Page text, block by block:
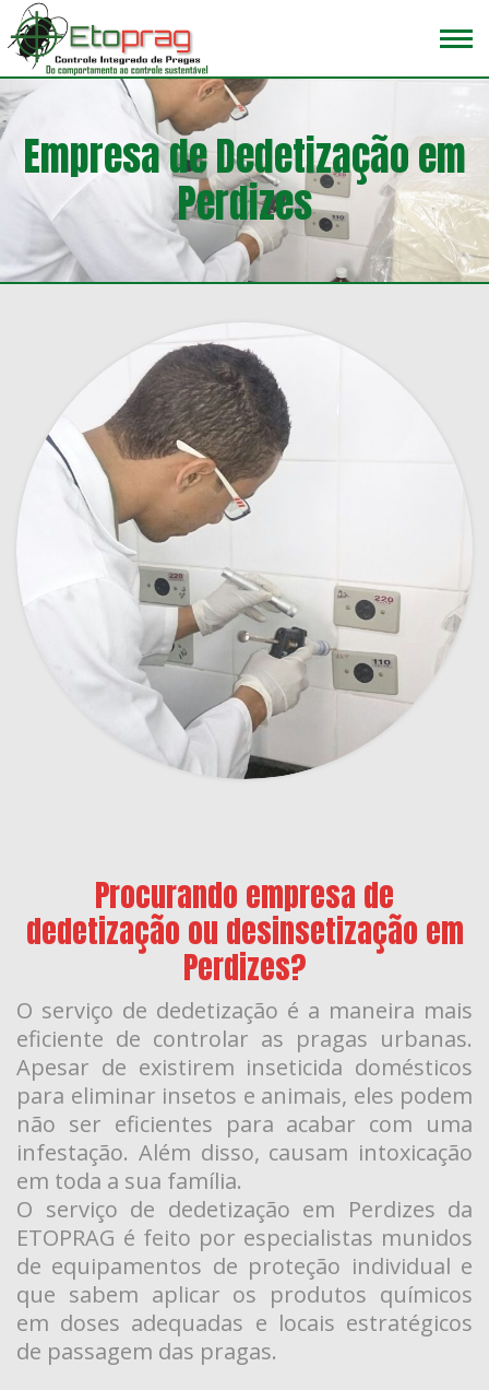
Empresa de Dedetização em
Perdizes
Procurando empresa de
dedetização ou desinsetização em
Perdizes?
O serviço de dedetização é a maneira mais
eficiente de controlar as pragas urbanas.
Apesar de existirem inseticida domésticos
para eliminar insetos e animais, eles podem
não ser eficientes para acabar com uma
infestação. Além disso, causam intoxicação
em toda a sua família.
O serviço de dedetização em Perdizes da
ETOPRAG é feito por especialistas munidos
de equipamentos de proteção individual e
que sabem aplicar os produtos químicos
em doses adequadas e locais estratégicos
de passagem das pragas.